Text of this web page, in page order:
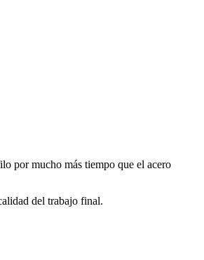
por mucho más tiempo que el acero
del trabajo final.